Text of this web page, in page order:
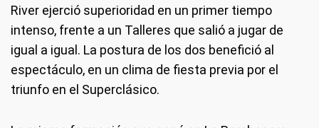
River ejerció superioridad en un primer tiempo
intenso, frente a un Talleres que salió a jugar de
igual a igual. La postura de los dos benefició al
espectáculo, en un clima de fiesta previa por el
triunfo en el Superclásico.